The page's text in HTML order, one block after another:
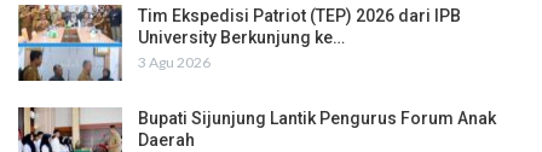
Tim Ekspedisi Patriot (TEP) 2026 dari IPB
University Berkunjung ke…
3 Agu 2026
Bupati Sijunjung Lantik Pengurus Forum Anak
Daerah